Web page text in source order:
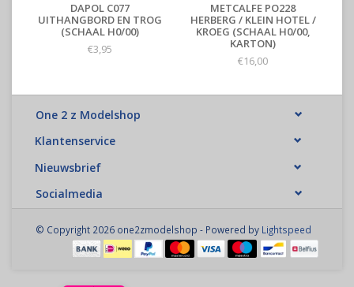
DAPOL C077
UITHANGBORD EN TROG
(SCHAAL H0/00)
€3,95
METCALFE PO228
HERBERG / KLEIN HOTEL /
KROEG (SCHAAL H0/00,
KARTON)
€16,00
One 2 z Modelshop
Klantenservice
Nieuwsbrief
Socialmedia
© Copyright 2026 one2zmodelshop - Powered by Lightspeed